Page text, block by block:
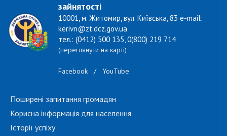
зайнятості
10001, м. Житомир, вул. Київська, 83 e-mail:
kerivn@zt.dcz.gov.ua
тел.: (0412) 500 135, 0(800) 219 714
(переглянути на карті)
Facebook / YouTube
Поширені запитання громадян
Корисна інформація для населення
Історії успіху